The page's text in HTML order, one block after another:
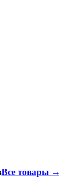
Все товары →